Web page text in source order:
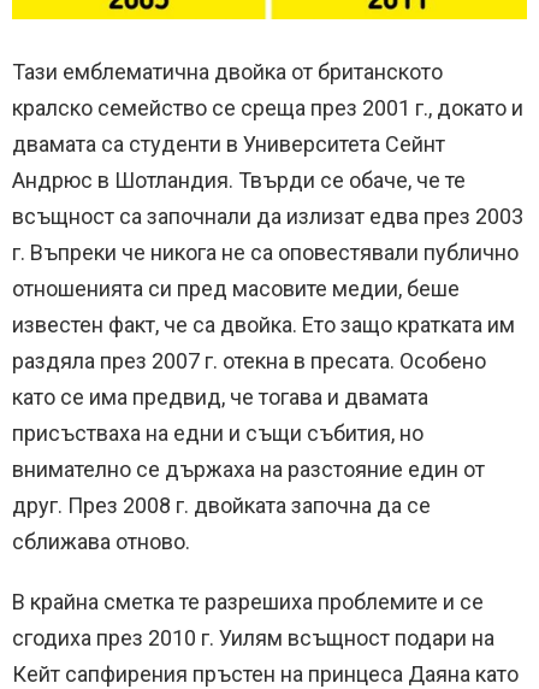
Тази емблематична двойка от британското
кралско семейство се среща през 2001 г., докато и
двамата са студенти в Университета Сейнт
Андрюс в Шотландия. Твърди се обаче, че те
всъщност са започнали да излизат едва през 2003
г. Въпреки че никога не са оповестявали публично
отношенията си пред масовите медии, беше
известен факт, че са двойка. Ето защо кратката им
раздяла през 2007 г. отекна в пресата. Особено
като се има предвид, че тогава и двамата
присъстваха на едни и същи събития, но
внимателно се държаха на разстояние един от
друг. През 2008 г. двойката започна да се
сближава отново.
В крайна сметка те разрешиха проблемите и се
сгодиха през 2010 г. Уилям всъщност подари на
Кейт сапфирения пръстен на принцеса Даяна като